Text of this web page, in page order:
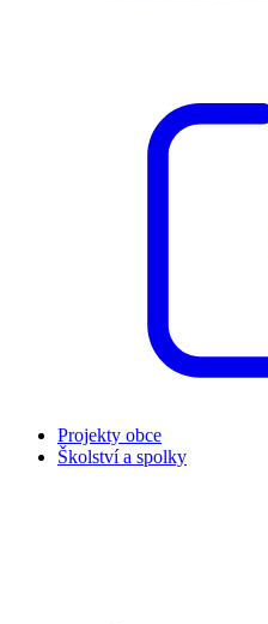
Projekty obce
Školství a spolky